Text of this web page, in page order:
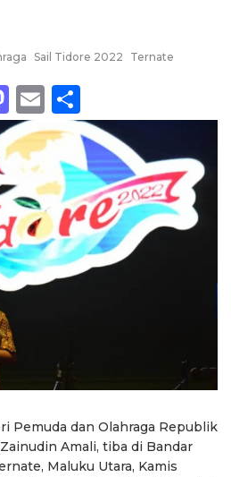
Sail Tidore 2022 Ternate
Mastodon
Email
Pemuda dan Olahraga Republik
Amali, tiba di Bandar
Maluku Utara, Kamis